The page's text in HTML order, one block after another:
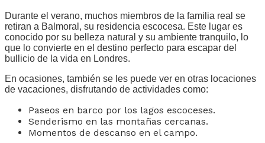
Durante el verano, muchos miembros de la familia real se
retiran a Balmoral, su residencia escocesa. Este lugar es
conocido por su belleza natural y su ambiente tranquilo, lo
que lo convierte en el destino perfecto para escapar del
bullicio de la vida en Londres.
En ocasiones, también se les puede ver en otras locaciones
de vacaciones, disfrutando de actividades como:
Paseos en barco por los lagos escoceses.
Senderismo en las montañas cercanas.
Momentos de descanso en el campo.